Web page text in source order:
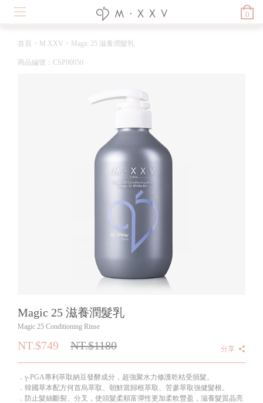
0
首頁 > M.XXV > Magic 25 滋養潤髮乳
商品編號：CSP00050
Magic 25 滋養潤髮乳
Magic 25 Conditioning Rinse
NT.$749 NT.$1180 分享
．γ-PGA專利萃取納豆發酵成分，超強聚水力修護乾枯受損髮。
．韓國草本配方何首烏萃取、朝鮮當歸根萃取、苦參萃取強健髮根。
．防止髮絲斷裂、分叉，使頭髮柔順富彈性更加柔軟豐盈，滋養髮質晶亮